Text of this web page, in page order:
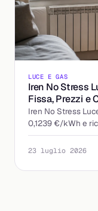
LUCE E GAS
Iren No Stress
Fissa, Prezzi e
Iren No Stress
0,1239 €/kWh e
a chi conviene
23 luglio 2026